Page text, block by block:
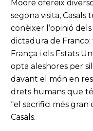
Moore ofereix
segona visita, Casals
conèixer l’opinió
dictadura de
França i els Estats
opta aleshores per
davant el món en
drets humans que té
“el sacrifici més gran
Casals.